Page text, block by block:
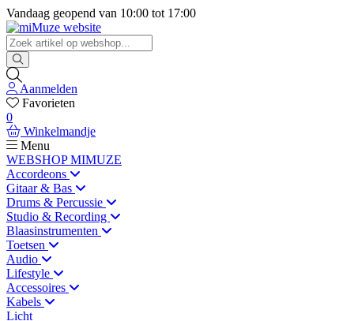
Vandaag geopend van 10:00 tot 17:00
Aanmelden
Favorieten
0
Winkelmandje
Menu
WEBSHOP MIMUZE
Accordeons
Gitaar & Bas
Drums & Percussie
Studio & Recording
Blaasinstrumenten
Toetsen
Audio
Lifestyle
Accessoires
Kabels
Licht